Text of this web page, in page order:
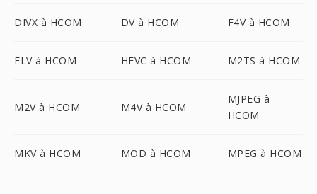
DIVX à HCOM DV à HCOM F4V à HCOM
FLV à HCOM HEVC à HCOM M2TS à HCOM
M2V à HCOM M4V à HCOM
MJPEG à
HCOM
MKV à HCOM MOD à HCOM MPEG à HCOM